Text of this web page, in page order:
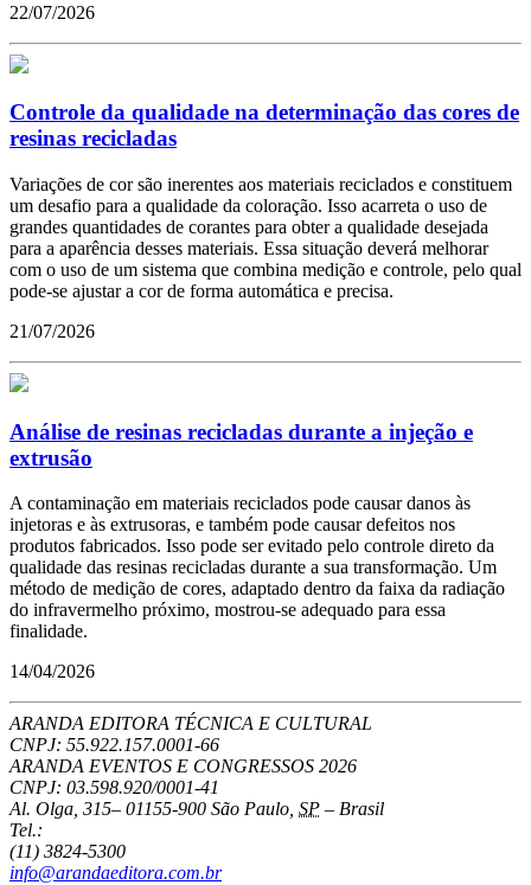
22/07/2026
Controle da qualidade na determinação das cores de
resinas recicladas
Variações de cor são inerentes aos materiais reciclados e constituem
um desafio para a qualidade da coloração. Isso acarreta o uso de
grandes quantidades de corantes para obter a qualidade desejada
para a aparência desses materiais. Essa situação deverá melhorar
com o uso de um sistema que combina medição e controle, pelo qual
pode-se ajustar a cor de forma automática e precisa.
21/07/2026
Análise de resinas recicladas durante a injeção e
extrusão
A contaminação em materiais reciclados pode causar danos às
injetoras e às extrusoras, e também pode causar defeitos nos
produtos fabricados. Isso pode ser evitado pelo controle direto da
qualidade das resinas recicladas durante a sua transformação. Um
método de medição de cores, adaptado dentro da faixa da radiação
do infravermelho próximo, mostrou-se adequado para essa
finalidade.
14/04/2026
ARANDA EDITORA TÉCNICA E CULTURAL
CNPJ: 55.922.157.0001-66
ARANDA EVENTOS E CONGRESSOS 2026
CNPJ: 03.598.920/0001-41
Al. Olga, 315– 01155-900 São Paulo, SP – Brasil
Tel.:
(11) 3824-5300
info@arandaeditora.com.br